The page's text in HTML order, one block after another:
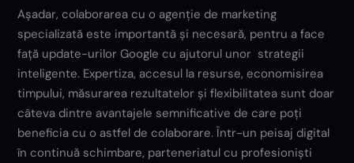
Așadar, colaborarea cu o agenție de marketing
specializată este importantă și necesară, pentru a face
față update-urilor Google cu ajutorul unor strategii
inteligente. Expertiza, accesul la resurse, economisirea
timpului, măsurarea rezultatelor și flexibilitatea sunt doar
câteva dintre avantajele semnificative de care poți
beneficia cu o astfel de colaborare. Într-un peisaj digital
în continuă schimbare, parteneriatul cu profesioniști